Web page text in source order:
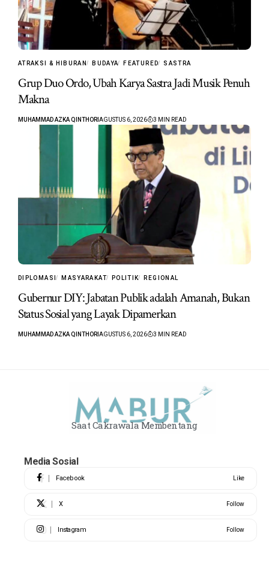
ATRAKSI & HIBURAN BUDAYA FEATURED SASTRA
Grup Duo Ordo, Ubah Karya Sastra Jadi Musik Penuh
Makna
MUHAMMAD AZKA QINTHORI AGUSTUS 6, 2026 3 MIN READ
DIPLOMASI MASYARAKAT POLITIK REGIONAL
Gubernur DIY: Jabatan Publik adalah Amanah, Bukan
Status Sosial yang Layak Dipamerkan
MUHAMMAD AZKA QINTHORI AGUSTUS 6, 2026 3 MIN READ
Saat Cakrawala Membentang
Media Sosial
Facebook Like
X Follow
Instagram Follow